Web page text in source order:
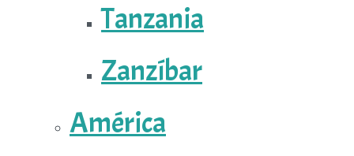
Tanzania
Zanzíbar
América